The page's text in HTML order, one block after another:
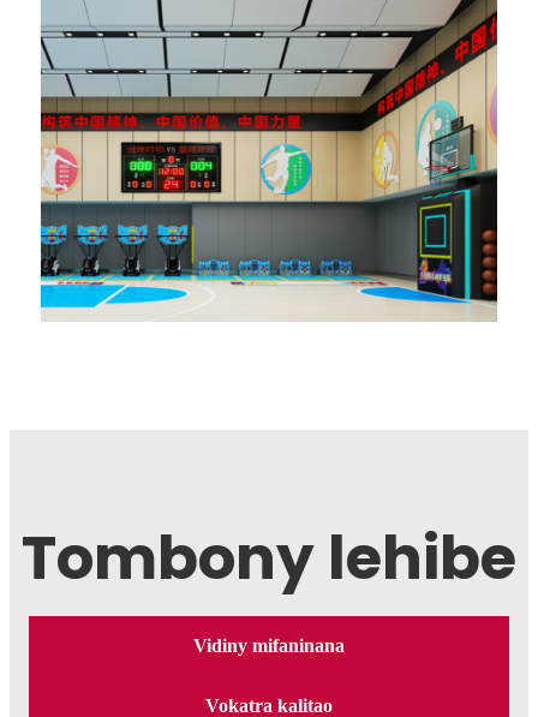
Tombony lehibe
Vidiny mifaninana
Vokatra kalitao